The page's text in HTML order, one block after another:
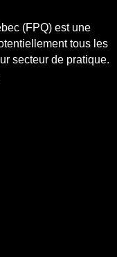
(FPQ) est une
tous les
secteur de pratique.